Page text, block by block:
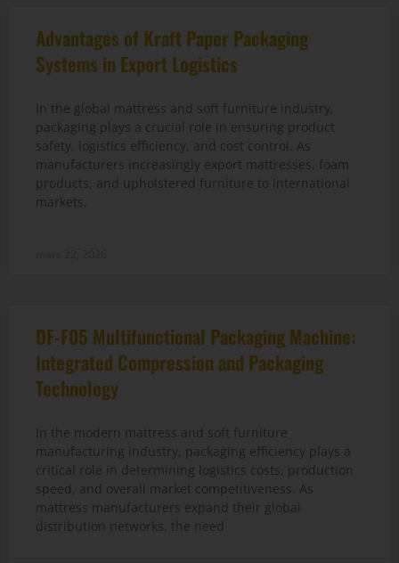
Advantages of Kraft Paper Packaging
Systems in Export Logistics
In the global mattress and soft furniture industry,
packaging plays a crucial role in ensuring product
safety, logistics efficiency, and cost control. As
manufacturers increasingly export mattresses, foam
products, and upholstered furniture to international
markets,
DF-F05 Multifunctional Packaging Machine:
Integrated Compression and Packaging
Technology
In the modern mattress and soft furniture
manufacturing industry, packaging efficiency plays a
critical role in determining logistics costs, production
speed, and overall market competitiveness. As
mattress manufacturers expand their global
distribution networks, the need